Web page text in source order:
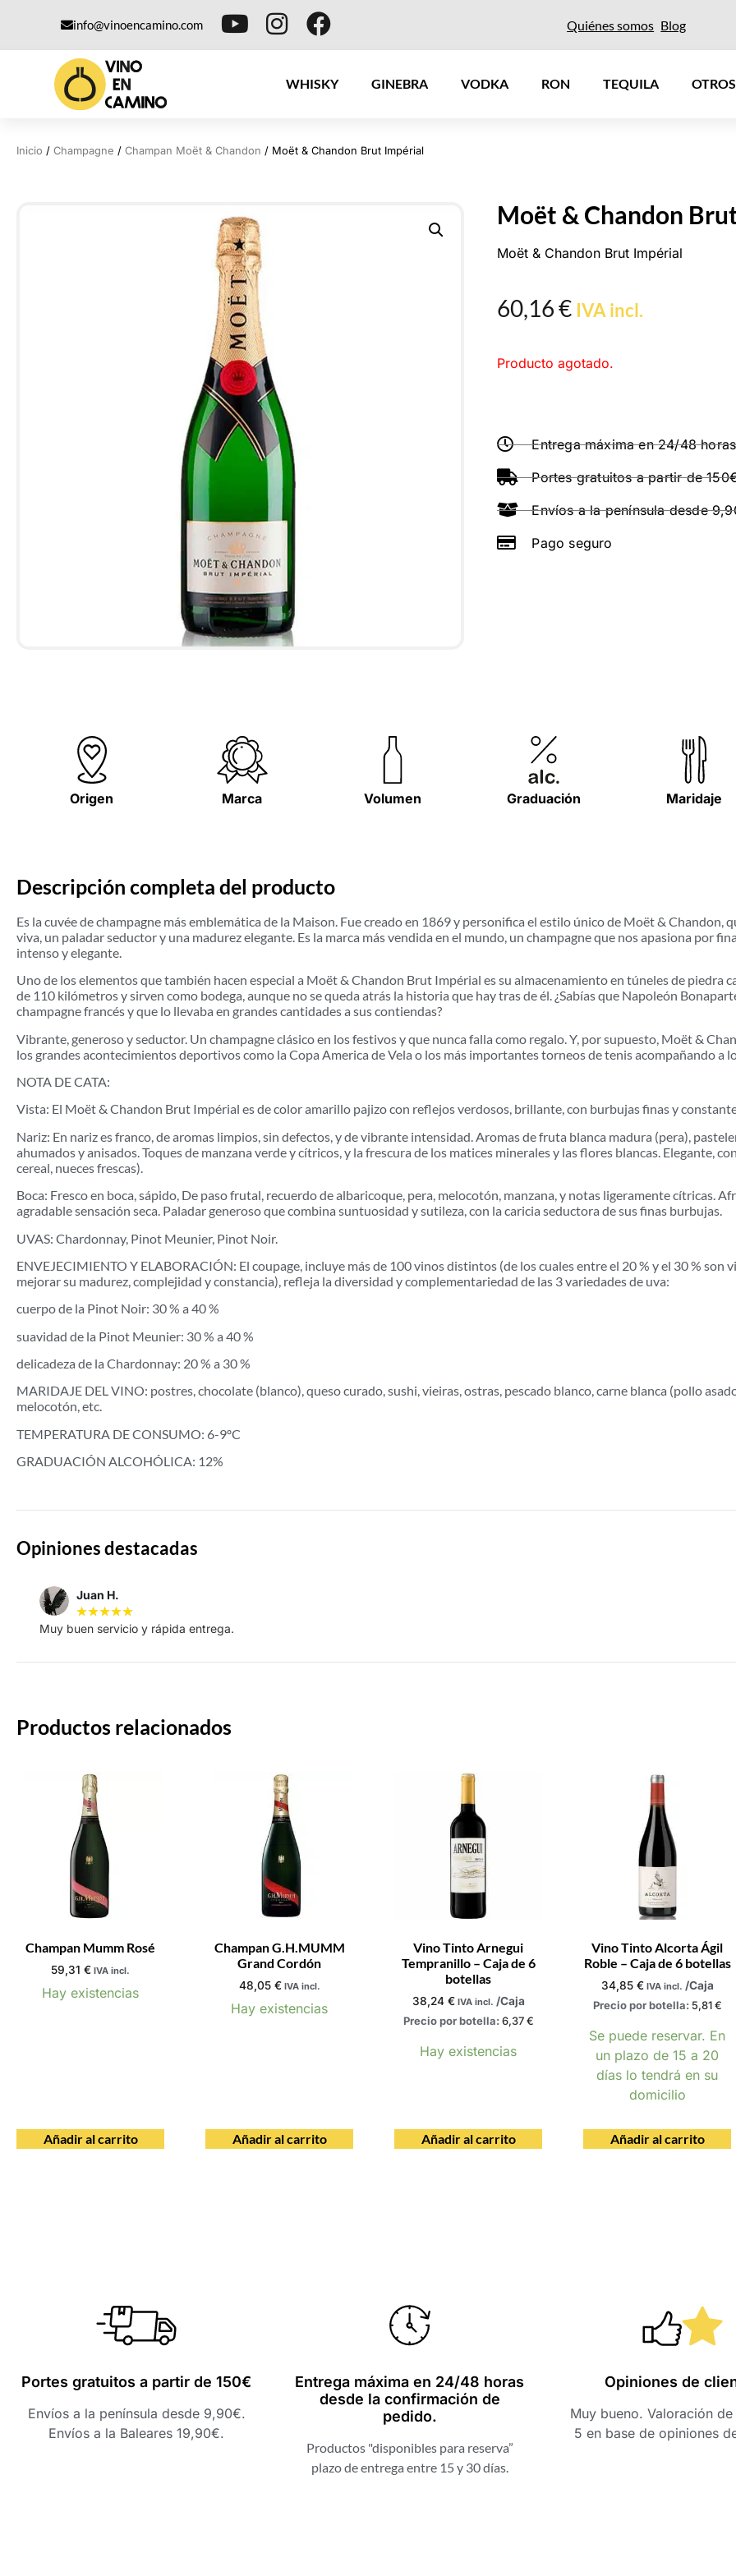
info@vinoencamino.com Quiénes somos Blog
WHISKY GINEBRA VODKA RON TEQUILA
Inicio / Champagne / Champan Moët & Chandon / Moët & Chandon Brut Impérial
Moët & Chandon
Moët & Chandon Brut Impérial
60,16€ IVA incl.
Producto agotado.
Entrega máxima en 24/48 horas
Portes gratuitos a partir de
Envíos a la península desde
Pago seguro
Origen Marca Volumen Graduación Maridaje
Descripción completa del producto
Es la cuvée de champagne más emblemática de la Maison. Fue creado en 1869 y personifica el estilo único de Moët & Chandon,
viva, un paladar seductor y una madurez elegante. Es la marca más vendida en el mundo, un champagne que nos apasiona por
intenso y elegante.
Uno de los elementos que también hacen especial a Moët & Chandon Brut Impérial es su almacenamiento en túneles de piedra
de 110 kilómetros y sirven como bodega, aunque no se queda atrás la historia que hay tras de él. ¿Sabías que Napoleón
champagne francés y que lo llevaba en grandes cantidades a sus contiendas?
Vibrante, generoso y seductor. Un champagne clásico en los festivos y que nunca falla como regalo. Y, por supuesto, Moët &
los grandes acontecimientos deportivos como la Copa America de Vela o los más importantes torneos de tenis acompañando a
NOTA DE CATA:
Vista: El Moët & Chandon Brut Impérial es de color amarillo pajizo con reflejos verdosos, brillante, con burbujas finas y
Nariz: En nariz es franco, de aromas limpios, sin defectos, y de vibrante intensidad. Aromas de fruta blanca madura (pera),
ahumados y anisados. Toques de manzana verde y cítricos, y la frescura de los matices minerales y las flores blancas. Elegante,
cereal, nueces frescas).
Boca: Fresco en boca, sápido, De paso frutal, recuerdo de albaricoque, pera, melocotón, manzana, y notas ligeramente cítricas.
agradable sensación seca. Paladar generoso que combina suntuosidad y sutileza, con la caricia seductora de sus finas burbujas.
UVAS: Chardonnay, Pinot Meunier, Pinot Noir.
ENVEJECIMIENTO Y ELABORACIÓN: El coupage, incluye más de 100 vinos distintos (de los cuales entre el 20 % y el 30 % son
mejorar su madurez, complejidad y constancia), refleja la diversidad y complementariedad de las 3 variedades de uva:
cuerpo de la Pinot Noir: 30 % a 40 %
suavidad de la Pinot Meunier: 30 % a 40 %
delicadeza de la Chardonnay: 20 % a 30 %
MARIDAJE DEL VINO: postres, chocolate (blanco), queso curado, sushi, vieiras, ostras, pescado blanco, carne blanca (pollo
melocotón, etc.
TEMPERATURA DE CONSUMO: 6-9ºC
GRADUACIÓN ALCOHÓLICA: 12%
Opiniones destacadas
Juan H.
★★★★★
Muy buen servicio y rápida entrega.
Productos relacionados
Champan Mumm Rosé
59,31 € IVA incl.
Hay existencias
Añadir al carrito
Champan G.H.MUMM
Grand Cordón
48,05 € IVA incl.
Hay existencias
Añadir al carrito
Vino Tinto Arnegui
Tempranillo – Caja de 6
botellas
38,24 € IVA incl. /Caja
Precio por botella: 6,37€
Hay existencias
Añadir al carrito
Vino Tinto Alcorta Ágil
Roble – Caja de 6 botellas
34,85 € IVA incl. /Caja
Precio por botella: 5,81€
Se puede reservar. En
un plazo de 15 a 20
días lo tendrá en su
domicilio
Añadir al carrito
Portes gratuitos a partir de 150€
Envíos a la península desde 9,90€.
Envíos a la Baleares 19,90€.
Entrega máxima en 24/48 horas
desde la confirmación de
pedido.
Productos "disponibles para reserva”
plazo de entrega entre 15 y 30 días.
Opiniones de
Muy bueno. Valoración
5 en base de opiniones